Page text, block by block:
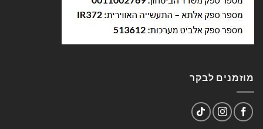
מוזמנים לבקר